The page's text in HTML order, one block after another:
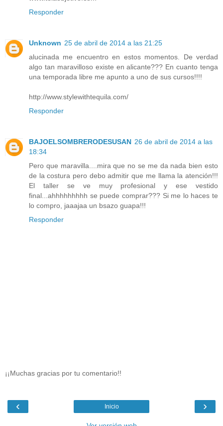
Responder
Unknown 25 de abril de 2014 a las 21:25
alucinada me encuentro en estos momentos. De verdad
algo tan maravilloso existe en alicante??? En cuanto tenga
una temporada libre me apunto a uno de sus cursos!!!!
http://www.stylewithtequila.com/
Responder
BAJOELSOMBRERODESUSAN 26 de abril de 2014 a las
18:34
Pero que maravilla....mira que no se me da nada bien esto
de la costura pero debo admitir que me llama la atención!!!
El taller se ve muy profesional y ese vestido
final...ahhhhhhhhh se puede comprar??? Si me lo haces te
lo compro, jaaajaa un bsazo guapa!!!
Responder
¡¡Muchas gracias por tu comentario!!
‹ ›
Inicio